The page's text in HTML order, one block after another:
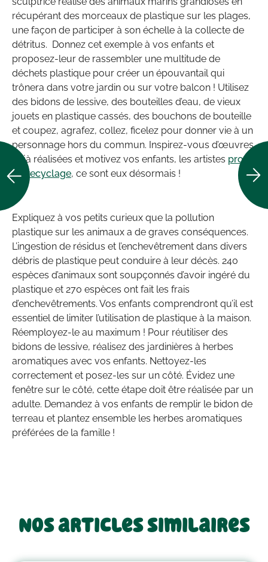
récupérant des morceaux de plastique sur les plages,
une façon de participer à son échelle à la collecte de
détritus. Donnez cet exemple à vos enfants et
proposez-leur de rassembler une multitude de
déchets plastique pour créer un épouvantail qui
trônera dans votre jardin ou sur votre balcon ! Utilisez
des bidons de lessive, des bouteilles d’eau, de vieux
jouets en plastique cassés, des bouchons de bouteille
et coupez, agrafez, collez, ficelez pour donner vie à un
personnage hors du commun. Inspirez-vous d’œuvres
déjà réalisées et motivez vos enfants, les artistes pros
du recyclage, ce sont eux désormais !
Expliquez à vos petits curieux que la pollution
plastique sur les animaux a de graves conséquences.
L’ingestion de résidus et l’enchevêtrement dans divers
débris de plastique peut conduire à leur décès. 240
espèces d’animaux sont soupçonnés d’avoir ingéré du
plastique et 270 espèces ont fait les frais
d’enchevêtrements. Vos enfants comprendront qu’il est
essentiel de limiter l’utilisation de plastique à la maison.
Réemployez-le au maximum ! Pour réutiliser des
bidons de lessive, réalisez des jardinières à herbes
aromatiques avec vos enfants. Nettoyez-les
correctement et posez-les sur un côté. Évidez une
fenêtre sur le côté, cette étape doit être réalisée par un
adulte. Demandez à vos enfants de remplir le bidon de
terreau et plantez ensemble les herbes aromatiques
préférées de la famille !
Nos articles similaires